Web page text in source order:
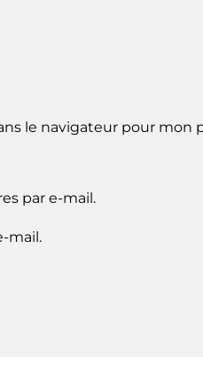
le navigateur pour mon
par e-mail.
mail.